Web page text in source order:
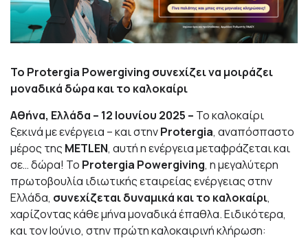
Το Protergia Powergiving συνεχίζει να μοιράζει
μοναδικά δώρα και το καλοκαίρι
Αθήνα, Ελλάδα – 12 Ιουνίου 2025 – Το καλοκαίρι
ξεκινά με ενέργεια – και στηνProtergia, αναπόσπαστο
μέρος της METLEN, αυτή η ενέργεια μεταφράζεται και
σε… δώρα! Το Protergia Powergiving, η μεγαλύτερη
πρωτοβουλία ιδιωτικής εταιρείας ενέργειας στην
Ελλάδα, συνεχίζεται δυναμικά και το καλοκαίρι,
χαρίζοντας κάθε μήνα μοναδικά έπαθλα. Ειδικότερα,
και τον Ιούνιο, στην πρώτη καλοκαιρινή κλήρωση: